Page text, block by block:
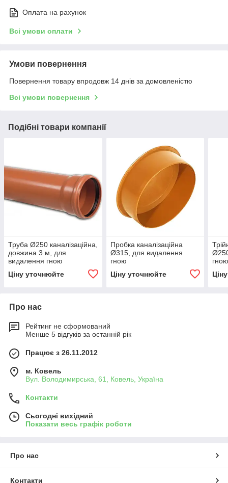
Оплата на рахунок
Всі умови оплати
Умови повернення
Повернення товару впродовж 14 днів за домовленістю
Всі умови повернення
Подібні товари компанії
Труба Ø250 каналізаційна,
довжина 3 м, для
видалення гною
Ціну уточнюйте
Пробка каналізаційна
Ø315, для видалення
гною
Ціну уточнюйте
Про нас
Рейтинг не сформований
Менше 5 відгуків за останній рік
Працює з 26.11.2012
м. Ковель
Вул. Володимирська, 61, Ковель, Україна
Контакти
Сьогодні вихідний
Показати весь графік роботи
Про нас
Контакти